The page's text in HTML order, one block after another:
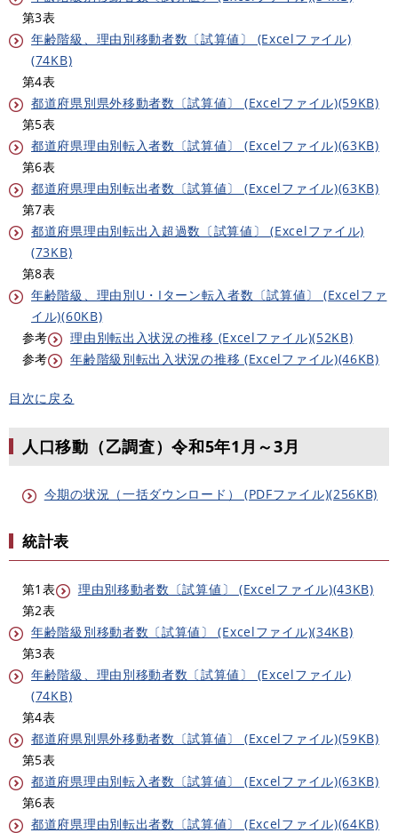
第3表
年齢階級、理由別移動者数〔試算値〕 (Excelファイル)
(74KB)
第4表
都道府県別県外移動者数〔試算値〕 (Excelファイル)(59KB)
第5表
都道府県理由別転入者数〔試算値〕 (Excelファイル)(63KB)
第6表
都道府県理由別転出者数〔試算値〕 (Excelファイル)(63KB)
第7表
都道府県理由別転出入超過数〔試算値〕 (Excelファイル)
(73KB)
第8表
年齢階級、理由別U・Iターン転入者数〔試算値〕 (Excelファ
イル)(60KB)
参考
理由別転出入状況の推移 (Excelファイル)(52KB)
参考
年齢階級別転出入状況の推移 (Excelファイル)(46KB)
目次に戻る
人口移動（乙調査）令和5年1月～3月
今期の状況（一括ダウンロード） (PDFファイル)(256KB)
統計表
第1表
理由別移動者数〔試算値〕 (Excelファイル)(43KB)
第2表
年齢階級別移動者数〔試算値〕 (Excelファイル)(34KB)
第3表
年齢階級、理由別移動者数〔試算値〕 (Excelファイル)
(74KB)
第4表
都道府県別県外移動者数〔試算値〕 (Excelファイル)(59KB)
第5表
都道府県理由別転入者数〔試算値〕 (Excelファイル)(63KB)
第6表
都道府県理由別転出者数〔試算値〕 (Excelファイル)(64KB)